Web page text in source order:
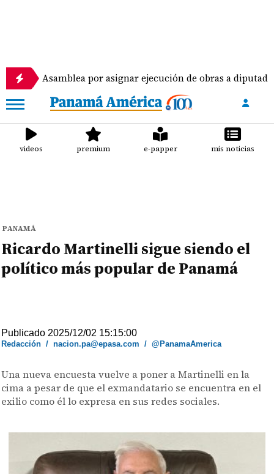
por asignar ejecución de obras a diputados
videos premium e-papper mis noticias
PANAMÁ
Ricardo Martinelli sigue siendo el
político más popular de Panamá
Publicado 2025/12/02 15:15:00
Redacción /nacion.pa@epasa.com /@PanamaAmerica
Una nueva encuesta vuelve a poner a Martinelli en la
cima a pesar de que el exmandatario se encuentra en el
exilio como él lo expresa en sus redes sociales.